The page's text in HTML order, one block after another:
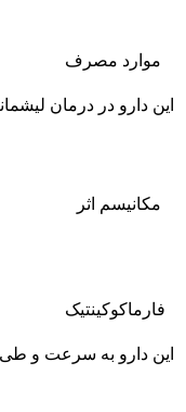
موارد مصرف
این دارو در درمان
مکانیسم اثر
فارماکوکينتيک
این دارو به سرعت و طی 24 ساعت پس از تزریق از طریق ادرار دفع خواهد شد، گرچه دفع کامل دارو از بدن تا 48 ساعت طول خواهد کشید.